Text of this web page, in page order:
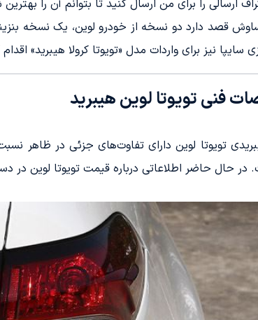
ارسالی را برای من ارسال کنید تا بتوانم آن را
قصد دارد دو نسخه از خودرو لوین، یک نسخه
سایپا نیز برای واردات مدل «تویوتا کرولا هیبرید»
فنی تویوتا لوین هیبرید
تویوتا لوین دارای تفاوت‌های جزئی در ظاهر
در حال حاضر اطلاعاتی درباره قیمت تویوتا لوین